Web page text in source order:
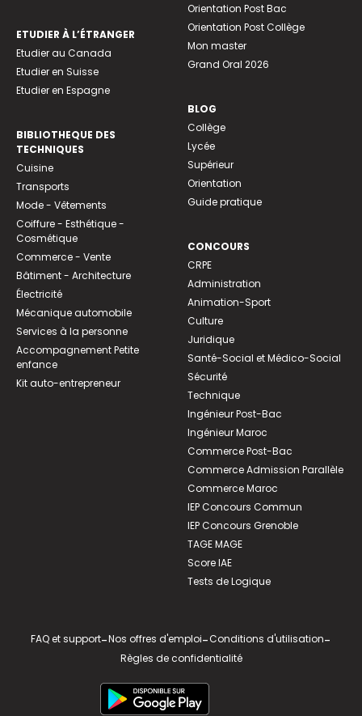
ETUDIER À L’ÉTRANGER
Etudier au Canada
Etudier en Suisse
Etudier en Espagne
BIBLIOTHEQUE DES
TECHNIQUES
Cuisine
Transports
Mode - Vêtements
Coiffure - Esthétique -
Cosmétique
Commerce - Vente
Bâtiment - Architecture
Électricité
Mécanique automobile
Services à la personne
Accompagnement Petite
enfance
Kit auto-entrepreneur
Orientation Post Bac
Orientation Post Collège
Mon master
Grand Oral 2026
BLOG
Collège
Lycée
Supérieur
Orientation
Guide pratique
CONCOURS
CRPE
Administration
Animation-Sport
Culture
Juridique
Santé-Social et Médico-Social
Sécurité
Technique
Ingénieur Post-Bac
Ingénieur Maroc
Commerce Post-Bac
Commerce Admission Parallèle
Commerce Maroc
IEP Concours Commun
IEP Concours Grenoble
TAGE MAGE
Score IAE
Tests de Logique
FAQ et support-Nos offres d'emploi-Conditions d'utilisation-
Règles de confidentialité